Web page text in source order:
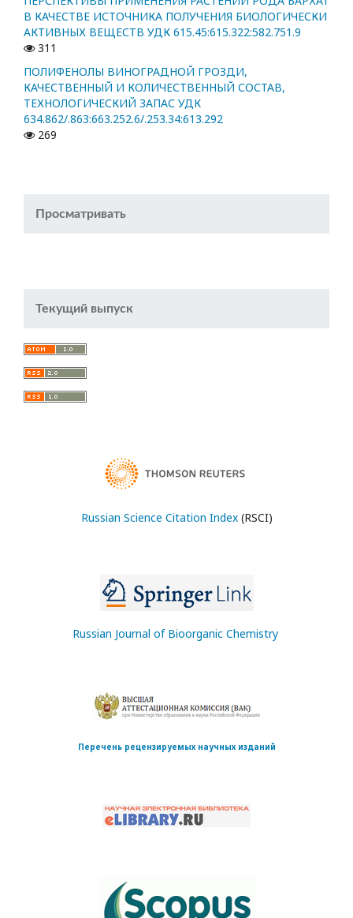
В КАЧЕСТВЕ ИСТОЧНИКА ПОЛУЧЕНИЯ БИОЛОГИЧЕСКИ
АКТИВНЫХ ВЕЩЕСТВ УДК 615.45:615.322:582.751.9
311
ПОЛИФЕНОЛЫ ВИНОГРАДНОЙ ГРОЗДИ,
КАЧЕСТВЕННЫЙ И КОЛИЧЕСТВЕННЫЙ СОСТАВ,
ТЕХНОЛОГИЧЕСКИЙ ЗАПАС УДК
634.862/.863:663.252.6/.253.34:613.292
269
Просматривать
Текущий выпуск
Russian Science Citation Index(RSCI)
Russian Journal of Bioorganic Chemistry
Перечень рецензируемых научных изданий